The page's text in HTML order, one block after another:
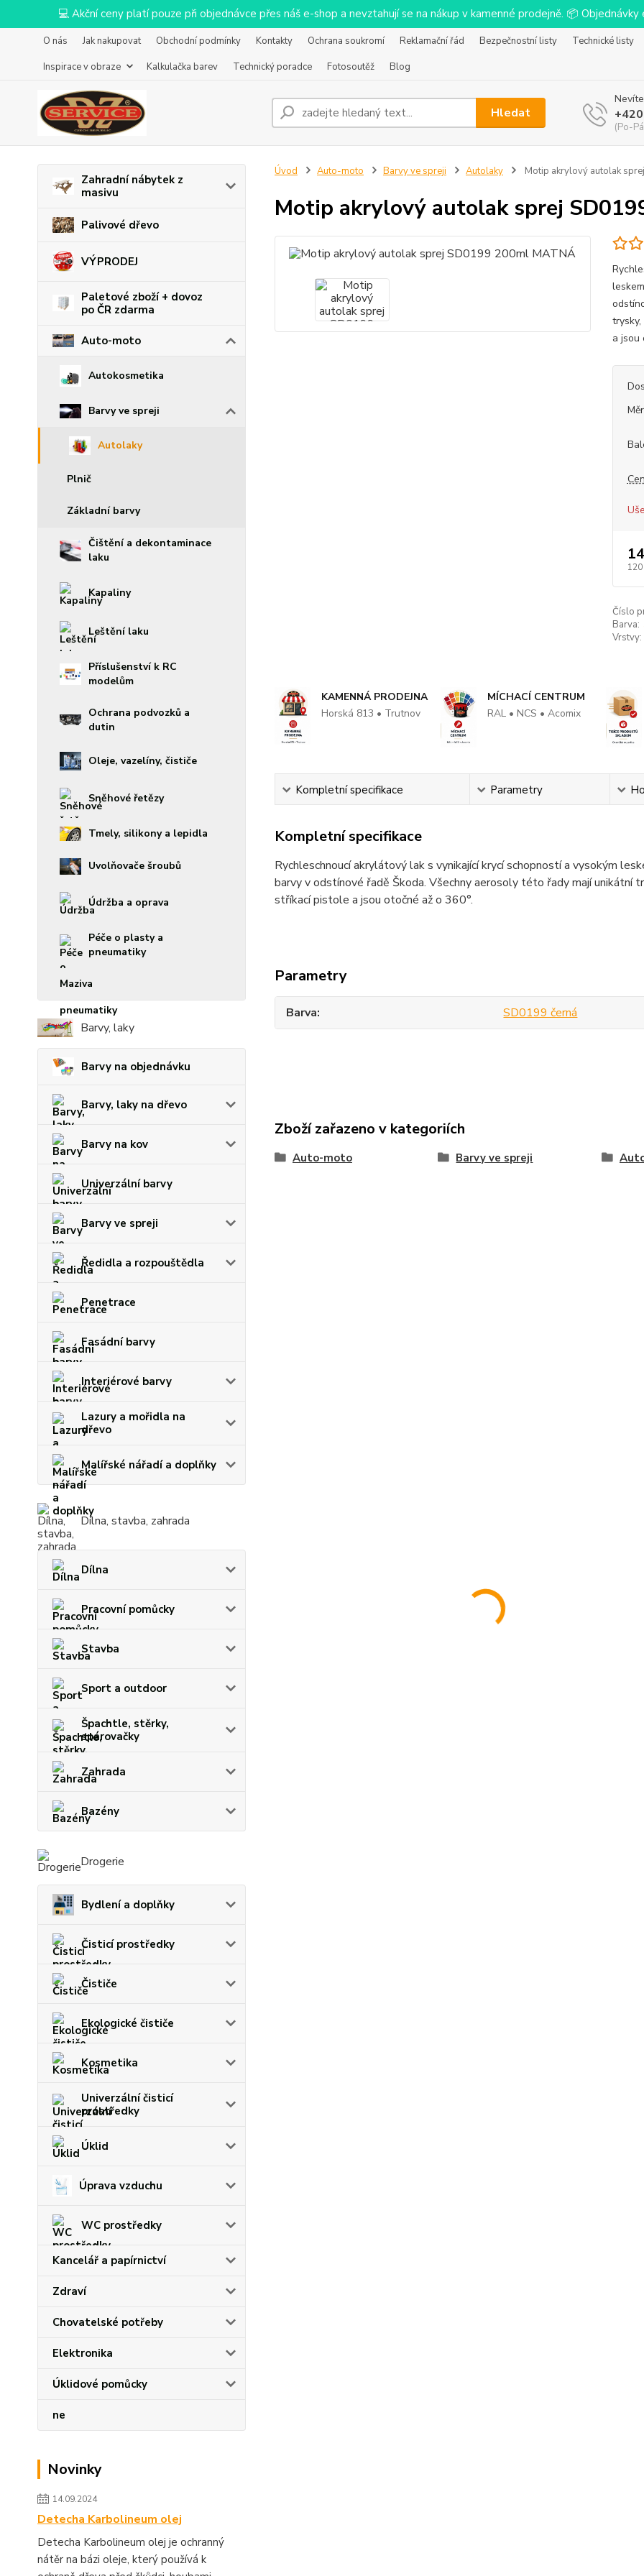
💻 Akční ceny platí pouze při objednávce přes náš e-shop a nevztahují se na nákup v kamenné prodejně. 📦
O nás Jak nakupovat Obchodní podmínky Kontakty Ochrana soukromí Reklamační řád Bezpečnostní listy
Technické listy
Inspirace v obraze
Kalkulačka barev Technický poradce Fotosoutěž Blog
Hledat
(Po-
Zahradní nábytek z
masivu
Palivové dřevo
VÝPRODEJ
Paletové zboží + dovoz
po ČR zdarma
Auto-moto
Autokosmetika
Barvy ve spreji
Autolaky
Plnič
Základní barvy
Čištění a dekontaminace
laku
Kapaliny
Leštění laku
Příslušenství k RC
modelům
Ochrana podvozků a
dutin
Oleje, vazelíny, čističe
Sněhové řetězy
Tmely, silikony a lepidla
Uvolňovače šroubů
Údržba a oprava
Péče o plasty a
pneumatiky
Maziva
Barvy, laky
Barvy na objednávku
Barvy, laky na dřevo
Barvy na kov
Univerzální barvy
Barvy ve spreji
Ředidla a rozpouštědla
Penetrace
Fasádní barvy
Interiérové barvy
Lazury a mořidla na
dřevo
Malířské nářadí a doplňky
Dílna, stavba, zahrada
Dílna
Pracovní pomůcky
Stavba
Sport a outdoor
Špachtle, stěrky,
spárovačky
Zahrada
Bazény
Drogerie
Bydlení a doplňky
Čisticí prostředky
Čističe
Ekologické čističe
Kosmetika
Univerzální čisticí
prostředky
Úklid
Úprava vzduchu
WC prostředky
Kancelář a papírnictví
Zdraví
Chovatelské potřeby
Elektronika
Úklidové pomůcky
ne
Novinky
14.09.2024
Detecha Karbolineum olej
Detecha Karbolineum olej je ochranný
nátěr na bázi oleje, který používá k
Úvod Auto-moto Barvy ve spreji Autolaky Motip akrylový autolak
Motip akrylový autolak sprej
a jsou
120
Číslo
Barva:
Vrstvy:
KAMENNÁ PRODEJNA
Horská 813 • Trutnov
MÍCHACÍ CENTRUM
RAL • NCS • Acomix
Kompletní specifikace Parametry
Kompletní specifikace
Rychleschnoucí akrylátový lak s vynikající krycí schopností a vysokým
barvy v odstínové řadě Škoda. Všechny aerosoly této řady mají unikátní
stříkací pistole a jsou otočné až o 360°.
Parametry
Barva SD0199 černá
Zboží zařazeno v kategoriích
Auto-moto Barvy ve spreji